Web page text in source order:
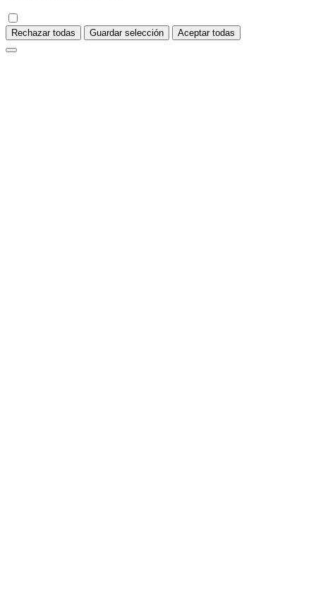
Rechazar todas Guardar selección Aceptar todas